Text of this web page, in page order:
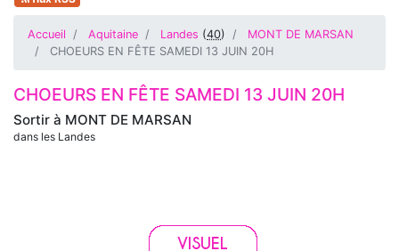
Accueil Aquitaine Landes (40)
MONT DE MARSAN
CHOEURS EN FÊTE SAMEDI 13 JUIN 20H
Sortir à MONT DE MARSAN
dans les Landes
CHOEURS EN FÊTE SAMEDI 13 JUIN 20H